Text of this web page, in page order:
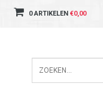
0 ARTIKELEN €0,00